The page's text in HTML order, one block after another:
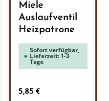
Miele
Auslaufventil
Heizpatrone
Sofort verfügbar,
Lieferzeit: 1-3
Tage
Regulärer Preis:
5,85 €